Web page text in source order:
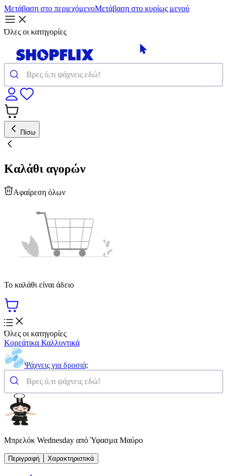
Μετάβαση στο περιεχόμενοΜετάβαση στο κυρίως μενού
Όλες οι κατηγορίες
Πίσω
Καλάθι αγορών
Αφαίρεση όλων
Το καλάθι είναι άδειο
Όλες οι κατηγορίες
Κορεάτικα Καλλυντικά
Ψάχνεις για δροσιά;
Μπρελόκ Wednesday από Ύφασμα Μαύρο
Περιγραφή Χαρακτηριστικά